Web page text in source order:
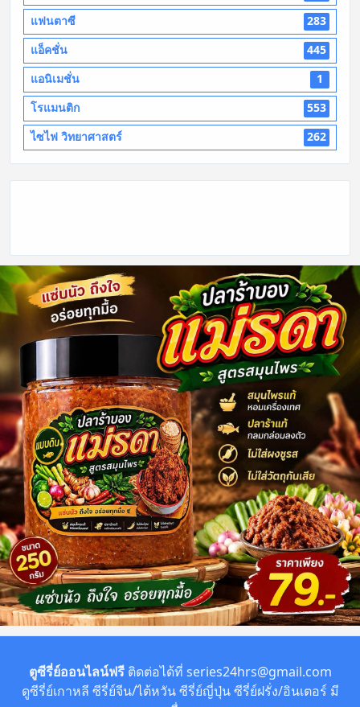
แฟนตาซี
283
แอ็คชั่น
445
แอนิเมชั่น
1
โรแมนติก
553
ไซไฟ วิทยาศาสตร์
262
ตูซีรี่ย์ออนไลน์ฟรีติดต่อได้ที่ series24hrs@gmail.com
ดูซีรี่ย์เกาหลี ซีรี่ย์จีน/ไต้หวัน ซีรี่ย์ญี่ปุ่น ซีรี่ย์ฝรั่ง/อินเตอร์ มี